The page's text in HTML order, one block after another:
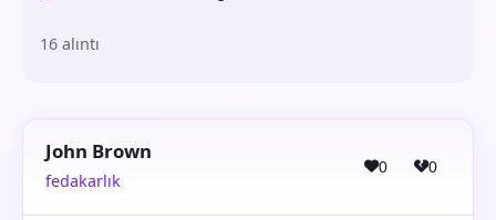
16 alıntı
John Brown
fedakarlık
0 0